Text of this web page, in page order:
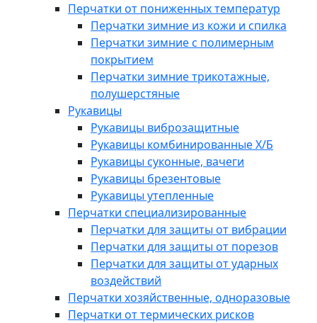
Перчатки от пониженных температур
Перчатки зимние из кожи и спилка
Перчатки зимние с полимерным
покрытием
Перчатки зимние трикотажные,
полушерстяные
Рукавицы
Рукавицы виброзащитные
Рукавицы комбинированные Х/Б
Рукавицы суконные, вачеги
Рукавицы брезентовые
Рукавицы утепленные
Перчатки специализированные
Перчатки для защиты от вибрации
Перчатки для защиты от порезов
Перчатки для защиты от ударных
воздействий
Перчатки хозяйственные, одноразовые
Перчатки от термических рисков